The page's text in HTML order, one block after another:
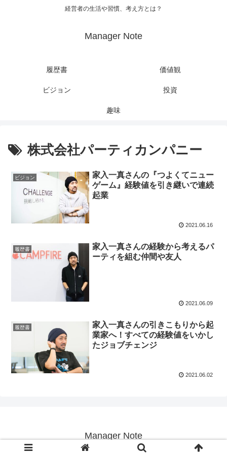
経営者の生活や習慣、考え方とは？
Manager Note
履歴書 価値観
ビジョン 投資
趣味
株式会社パーティカンパニー
ビジョン
家入一真さんの『つよくてニュー
ゲーム』経験値を引き継いで連続
起業
2021.06.16
履歴書
家入一真さんの経験から考えるパ
ーティを組む仲間や友人
2021.06.09
履歴書
家入一真さんの引きこもりから起
業家へ！すべての経験値をいかし
たジョブチェンジ
2021.06.02
Manager Note
© 2019 Manager Note.